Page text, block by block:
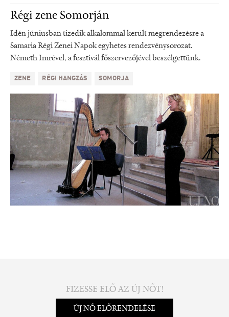
Régi zene Somorján
Idén júniusban tizedik alkalommal került megrendezésre a
Samaria Régi Zenei Napok egyhetes rendezvénysorozat.
Németh Imrével, a fesztivál főszervezőjével beszélgettünk.
ZENE RÉGI HANGZÁS SOMORJA
FIZESSE ELŐ AZ ÚJ NŐT!
ÚJ NŐ ELŐRENDELÉSE